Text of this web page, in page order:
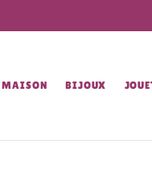
MAISON BIJOUX